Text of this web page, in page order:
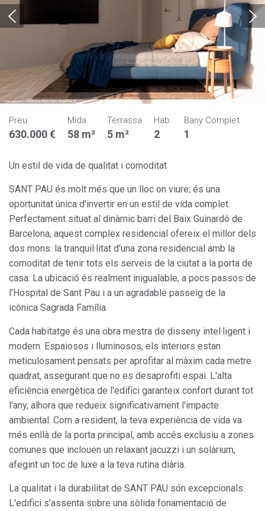
Preu
630.000 €
Mida
58 m²
Terrassa
5 m²
Hab.
2
Bany Complet
1
Un estil de vida de qualitat i comoditat
SANT PAU és molt més que un lloc on viure; és una
oportunitat única d'invertir en un estil de vida complet.
Perfectament situat al dinàmic barri del Baix Guinardó de
Barcelona, aquest complex residencial ofereix el millor dels
dos mons: la tranquil·litat d'una zona residencial amb la
comoditat de tenir tots els serveis de la ciutat a la porta de
casa. La ubicació és realment inigualable, a pocs passos de
l'Hospital de Sant Pau i a un agradable passeig de la
icònica Sagrada Família.
Cada habitatge és una obra mestra de disseny intel·ligent i
modern. Espaiosos i lluminosos, els interiors estan
meticulosament pensats per aprofitar al màxim cada metre
quadrat, assegurant que no es desaprofiti espai. L'alta
eficiència energètica de l'edifici garanteix confort durant tot
l'any, alhora que redueix significativament l'impacte
ambiental. Com a resident, la teva experiència de vida va
més enllà de la porta principal, amb accés exclusiu a zones
comunes que inclouen un relaxant jacuzzi i un solàrium,
afegint un toc de luxe a la teva rutina diària.
La qualitat i la durabilitat de SANT PAU són excepcionals.
L'edifici s'assenta sobre una sòlida fonamentació de
Modificar cookies
Tècniques i funcionals
Sempre activades
informació amb la finalitat de millorar els nostres serveis.
Si continua navegant, suposa l'acceptació de la instal·lació
de les mateixes. L'usuari té la possibilitat de configurar el